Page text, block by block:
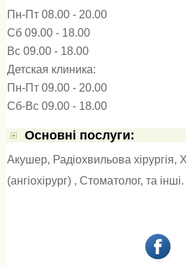
Пн-Пт 08.00 - 20.00
Сб 09.00 - 18.00
Вс 09.00 - 18.00
Детская клиника:
Пн-Пт 09.00 - 20.00
Сб-Вс 09.00 - 18.00
Основні послуги:
Акушер, Радіохвильова хірургія,
(ангіохірург) , Стоматолог, та інші.